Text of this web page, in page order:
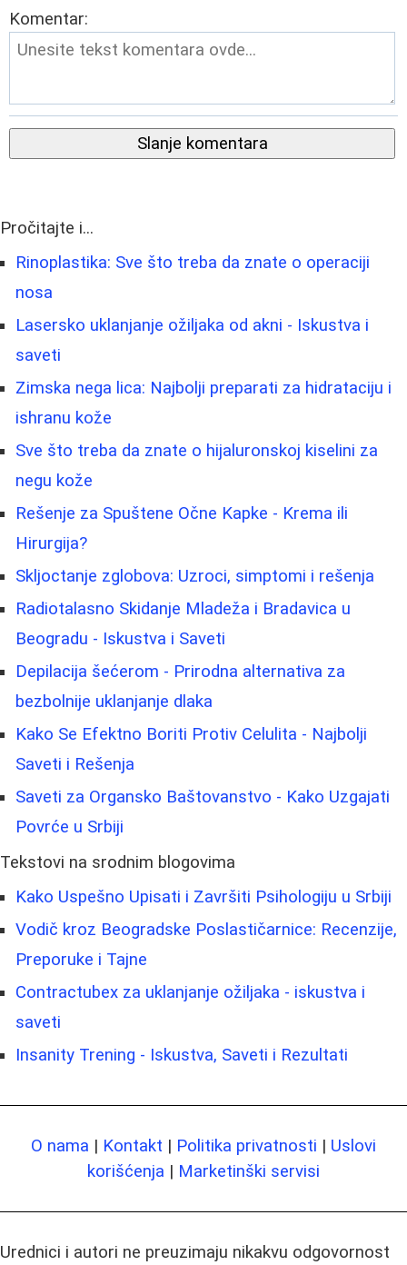
Komentar:
Slanje komentara
Pročitajte i...
Rinoplastika: Sve što treba da znate o operaciji
nosa
Lasersko uklanjanje ožiljaka od akni - Iskustva i
saveti
Zimska nega lica: Najbolji preparati za hidrataciju i
ishranu kože
Sve što treba da znate o hijaluronskoj kiselini za
negu kože
Rešenje za Spuštene Očne Kapke - Krema ili
Hirurgija?
Skljoctanje zglobova: Uzroci, simptomi i rešenja
Radiotalasno Skidanje Mladeža i Bradavica u
Beogradu - Iskustva i Saveti
Depilacija šećerom - Prirodna alternativa za
bezbolnije uklanjanje dlaka
Kako Se Efektno Boriti Protiv Celulita - Najbolji
Saveti i Rešenja
Saveti za Organsko Baštovanstvo - Kako Uzgajati
Povrće u Srbiji
Tekstovi na srodnim blogovima
Kako Uspešno Upisati i Završiti Psihologiju u Srbiji
Vodič kroz Beogradske Poslastičarnice: Recenzije,
Preporuke i Tajne
Contractubex za uklanjanje ožiljaka - iskustva i
saveti
Insanity Trening - Iskustva, Saveti i Rezultati
O nama | Kontakt | Politika privatnosti | Uslovi
korišćenja | Marketinški servisi
Urednici i autori ne preuzimaju nikakvu odgovornost